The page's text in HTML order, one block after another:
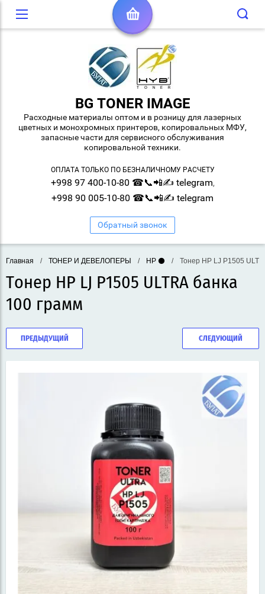
BG TONER IMAGE
Расходные материалы оптом и в розницу для лазерных
цветных и монохромных принтеров, копировальных МФУ,
запасные части для сервисного обслуживания
копировальной техники.
ОПЛАТА ТОЛЬКО ПО БЕЗНАЛИЧНОМУ РАСЧЕТУ
+998 97 400-10-80 ☎📞📲✍ telegram,
+998 90 005-10-80 ☎📞📲✍ telegram
Обратный звонок
Главная / ТОНЕР И ДЕВЕЛОПЕРЫ / HP ⚫ / Тонер HP LJ P1505
Тонер HP LJ P1505 ULTRA банка
100 грамм
ПРЕДЫДУЩИЙ СЛЕДУЮЩИЙ